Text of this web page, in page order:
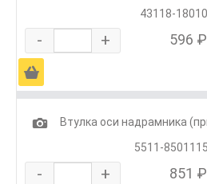
43118-
- + 596 ₽
Ä
1
Втулка оси надрамника
5511-
- + 851 ₽